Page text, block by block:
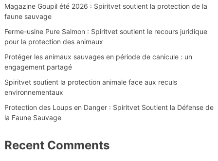
Magazine Goupil été 2026 : Spiritvet soutient la protection de la
faune sauvage
Ferme-usine Pure Salmon : Spiritvet soutient le recours juridique
pour la protection des animaux
Protéger les animaux sauvages en période de canicule : un
engagement partagé
Spiritvet soutient la protection animale face aux reculs
environnementaux
Protection des Loups en Danger : Spiritvet Soutient la Défense de
la Faune Sauvage
Recent Comments